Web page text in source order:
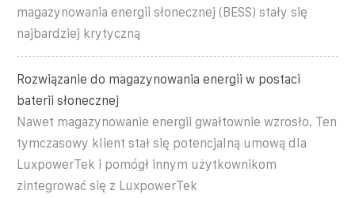
magazynowania energii słonecznej (BESS) stały się
najbardziej krytyczną
Rozwiązanie do magazynowania energii w postaci
baterii słonecznej
Nawet magazynowanie energii gwałtownie wzrosło. Ten
tymczasowy klient stał się potencjalną umową dla
LuxpowerTek i pomógł innym użytkownikom
zintegrować się z LuxpowerTek